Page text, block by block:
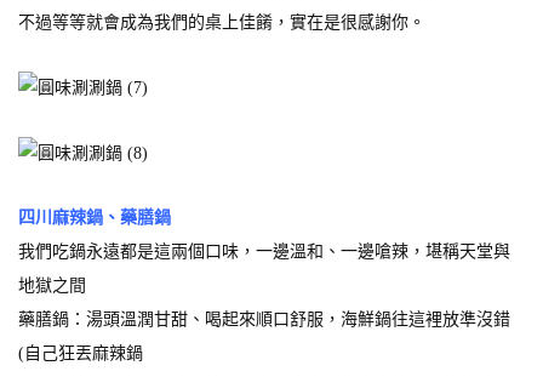
不過等等就會成為我們的桌上佳餚，實在是很感謝你。
四川麻辣鍋、藥膳鍋
我們吃鍋永遠都是這兩個口味，一邊溫和、一邊嗆辣，堪稱天堂與
地獄之間
藥膳鍋：湯頭溫潤甘甜、喝起來順口舒服，海鮮鍋往這裡放準沒錯
(自己狂丟麻辣鍋